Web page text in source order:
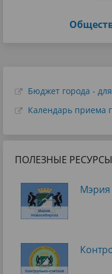
Бюджет города -
Календарь приема
ПОЛЕЗНЫЕ РЕСУРСЫ
Мэрия